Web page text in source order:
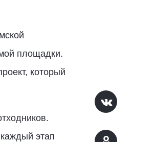
площадки.
который
этап